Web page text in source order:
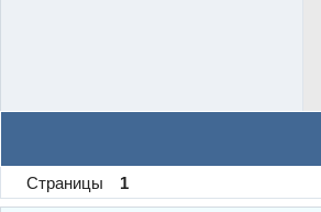
Страницы 1